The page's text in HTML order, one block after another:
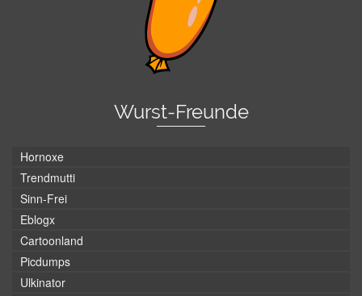
Wurst-Freunde
Hornoxe
Trendmutti
Sinn-Frei
Eblogx
Cartoonland
Picdumps
Ulkinator